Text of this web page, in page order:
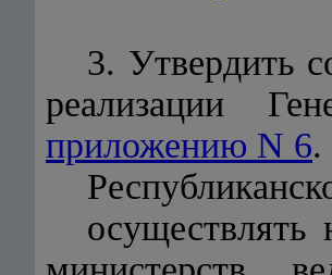
3. Утвердить
реализации
приложению N 6.
осуществлять